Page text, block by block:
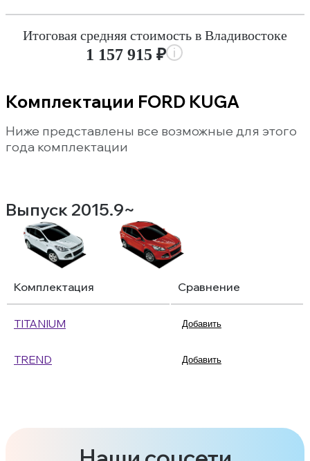
Итоговая средняя стоимость в Владивостоке
1 157 915 ₽
Комплектации FORD KUGA
Ниже представлены все возможные для этого
года комплектации
Выпуск 2015.9~
Комплектация Сравнение
TITANIUM Добавить
TREND Добавить